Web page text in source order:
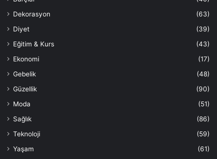
Dekorasyon
(63)
Diyet
(39)
Eğitim & Kurs
(43)
Ekonomi
(17)
Gebelik
(48)
Güzellik
(90)
Moda
(51)
Sağlık
(86)
Teknoloji
(59)
Yaşam
(61)